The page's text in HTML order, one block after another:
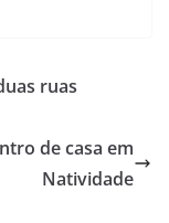
ruas
de casa em
Natividade